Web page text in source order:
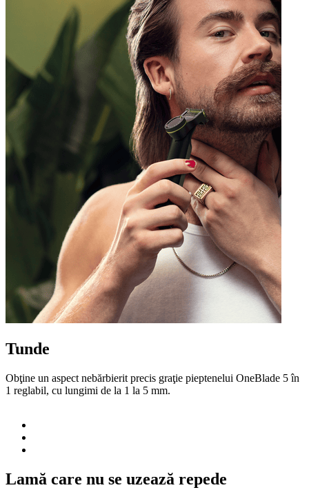
Tunde
Obţine un aspect nebărbierit precis graţie pieptenelui OneBlade 5 în
1 reglabil, cu lungimi de la 1 la 5 mm.
Lamă care nu se uzează repede